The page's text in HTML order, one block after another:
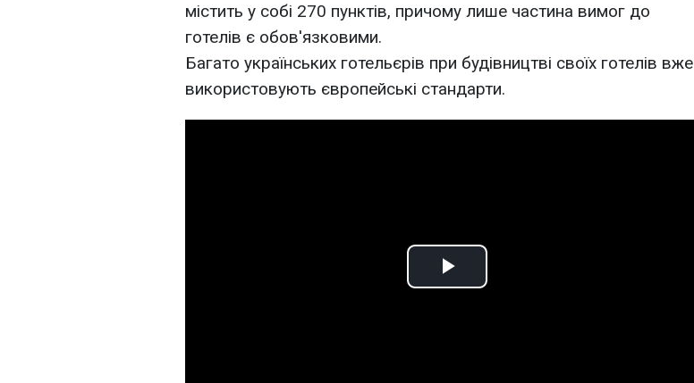
містить у собі 270 пунктів, причому лише частина вимог до
готелів є обов'язковими.
Багато українських готельєрів при будівництві своїх готелів вже
використовують європейські стандарти.
Play